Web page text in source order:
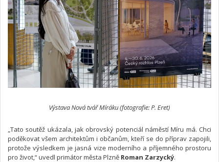
Výstava Nová tvář Míráku (fotografie: P. Eret)
„Tato soutěž ukázala, jak obrovský potenciál náměstí Míru má. Chci
poděkovat všem architektům i občanům, kteří se do příprav zapojili,
protože výsledkem je jasná vize moderního a příjemného prostoru
pro život,“ uvedl primátor města Plzně Roman Zarzycký.